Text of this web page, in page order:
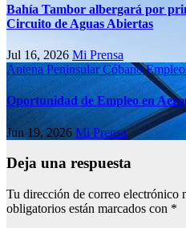
Bahía Tambor albergará por
Circuito de Aguas Abiertas
Jul 16, 2026 Mi Prensa
Antena PeninsularCóbano
Oportunidad de Empleo en
Jun 19, 2026 Mi Prensa
Deja una respuesta
Tu dirección de correo electrónico
obligatorios están marcados con *